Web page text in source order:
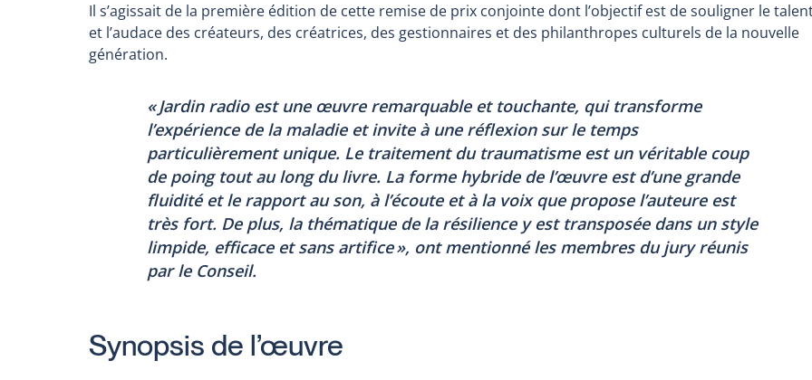
Il s’agissait de la première édition de cette remise de prix conjointe dont l’objectif est de souligner le
et l’audace des créateurs, des créatrices, des gestionnaires et des philanthropes culturels de la nouvelle
génération.
«Jardin radioest une œuvre remarquable et touchante, qui transforme
l’expérience de la maladie et invite à une réflexion sur le temps
particulièrement unique. Le traitement du traumatisme est un véritable coup
de poing tout au long du livre. La forme hybride de l’œuvre est d’une grande
fluidité et le rapport au son, à l’écoute et à la voix que propose l’auteure est
très fort. De plus, la thématique de la résilience y est transposée dans un style
limpide, efficace et sans artifice », ont mentionné les membres du jury réunis
par le Conseil.
Synopsis de l’œuvre